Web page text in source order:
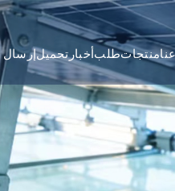
منتجاتطلب أخبارتحميلإرسال